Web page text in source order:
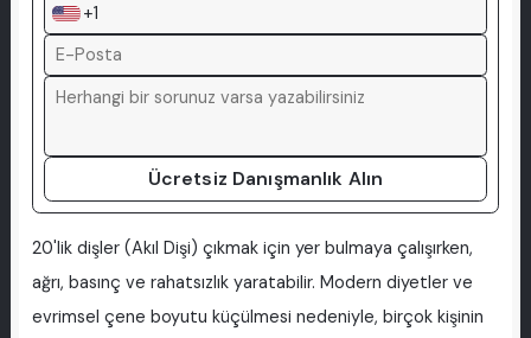
+1
Ücretsiz Danışmanlık Alın
20'lik dişler (Akıl Dişi) çıkmak için yer bulmaya çalışırken,
ağrı, basınç ve rahatsızlık yaratabilir. Modern diyetler ve
evrimsel çene boyutu küçülmesi nedeniyle, birçok kişinin